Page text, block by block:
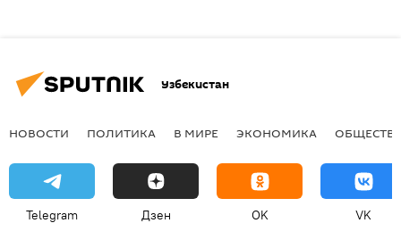
Узбекистан
НОВОСТИ ПОЛИТИКА В МИРЕ ЭКОНОМИКА
Telegram Дзен OK VK